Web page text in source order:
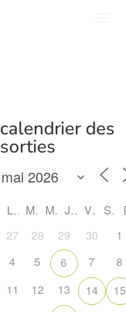
calendrier des
sorties
L M M J V S
27
28 29 30 1
4
5 6 7 8
11
12 13 14 15